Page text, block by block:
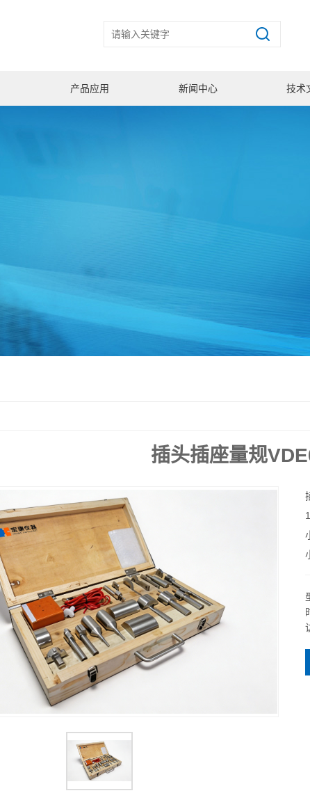
产品应用 新闻中心 技术
插头插座量规